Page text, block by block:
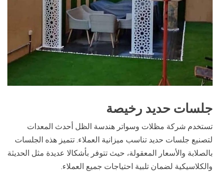
جلسات حديد رخيصة
تستخدم شركة مظلات وسواتر هندسة الظل أحدث المعدات
لتصنيع جلسات حديد تناسب ميزانية العملاء. تتميز هذه الجلسات
بالصلابة والأسعار المعقولة، حيث تتوفر بأشكالا عديدة مثل الحديثة
والكلاسيكية لضمان تلبية احتياجات جميع العملاء.